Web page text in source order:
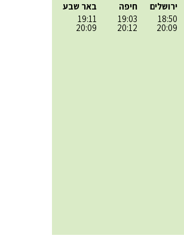
ירושלים
18:50
20:09
חיפה
19:03
20:12
באר שבע
19:11
20:09